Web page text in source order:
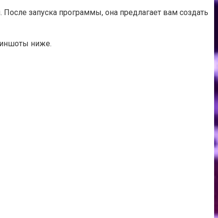
запуска программы, она предлагает вам создать
ниже.